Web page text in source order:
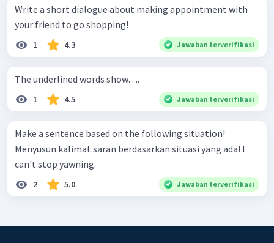
Write a short dialogue about making appointment with
your friend to go shopping!
1 4.3 Jawaban terverifikasi
The underlined words show….
1 4.5 Jawaban terverifikasi
Make a sentence based on the following situation!
Menyusun kalimat saran berdasarkan situasi yang ada! I
can't stop yawning.
2 5.0 Jawaban terverifikasi